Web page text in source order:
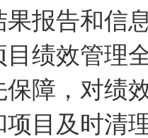
果报告和信
目绩效管理
保障，对绩
项目及时清